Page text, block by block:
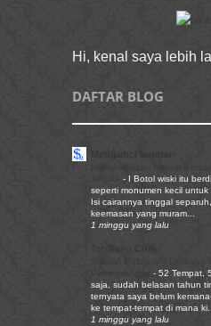
Hi, kenal saya lebih
DAFTAR BLOG
- I Botol wiski itu
seperti monumen kecil untuk
Isi cairannya tinggal
keemasan yang muram...
1 minggu yang lalu
- 52 Tempat,
saja, sudah belasan tahun
ternyata saya belum
ke tempat-tempat di mana
1 minggu yang lalu